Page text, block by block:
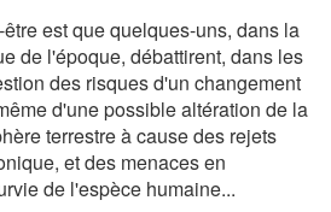
est que quelques-uns, dans la
de l'époque, débattirent, dans les
des risques d'un changement
d'une possible altération de la
terrestre à cause des rejets
et des menaces en
de l'espèce humaine...